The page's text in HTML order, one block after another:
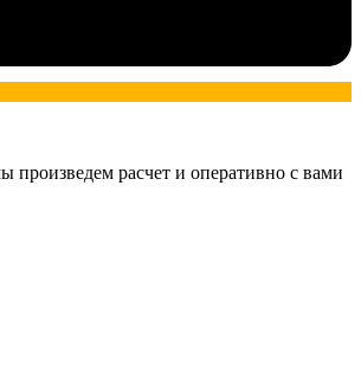
произведем расчет и оперативно с вами